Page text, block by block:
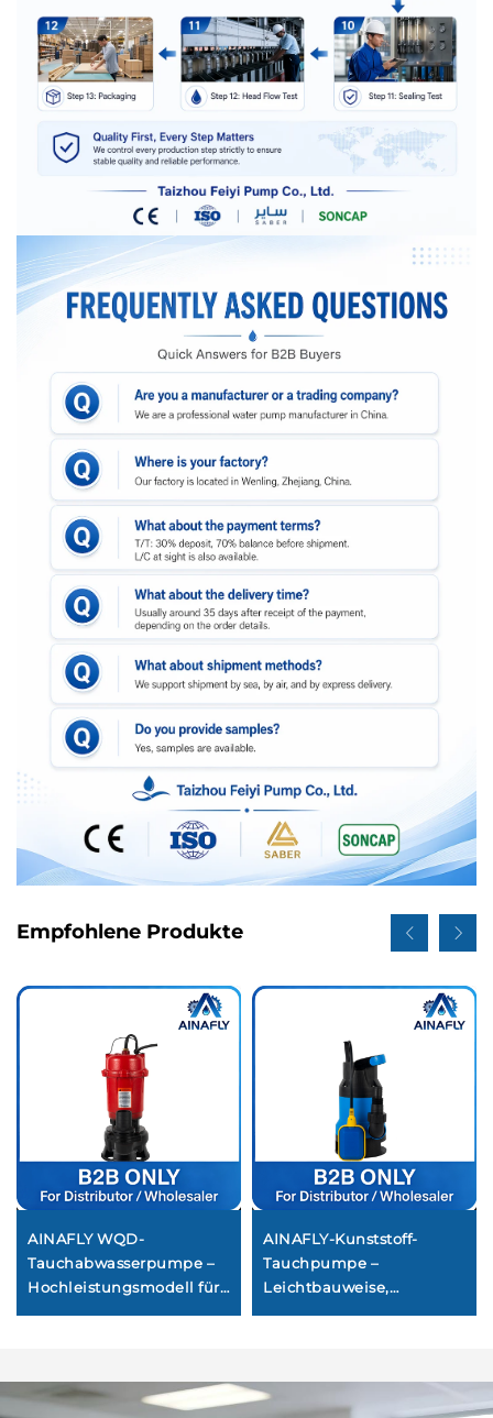
Empfohlene Produkte
AINAFLY WQD-
Tauchabwasserpumpe –
Hochleistungsmodell für
Keller, Bergwerke und
industrielle
AINAFLY-Kunststoff-
Tauchpumpe –
Leichtbauweise,
die Entwässerung von
sauberem Wasser, z. B. in